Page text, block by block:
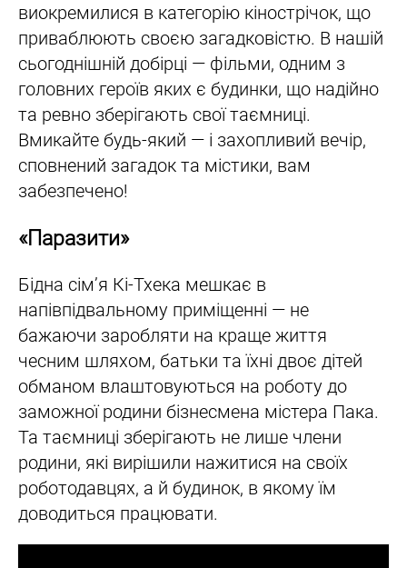
виокремилися в категорію кінострічок, що
приваблюють своєю загадковістю. В нашій
сьогоднішній добірці — фільми, одним з
головних героїв яких є будинки, що надійно
та ревно зберігають свої таємниці.
Вмикайте будь-який — і захопливий вечір,
сповнений загадок та містики, вам
забезпечено!
«Паразити»
Бідна сім’я Кі-Тхека мешкає в
напівпідвальному приміщенні — не
бажаючи заробляти на краще життя
чесним шляхом, батьки та їхні двоє дітей
обманом влаштовуються на роботу до
заможної родини бізнесмена містера Пака.
Та таємниці зберігають не лише члени
родини, які вирішили нажитися на своїх
роботодавцях, а й будинок, в якому їм
доводиться працювати.